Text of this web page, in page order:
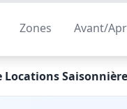
Zones Avant/
Locations